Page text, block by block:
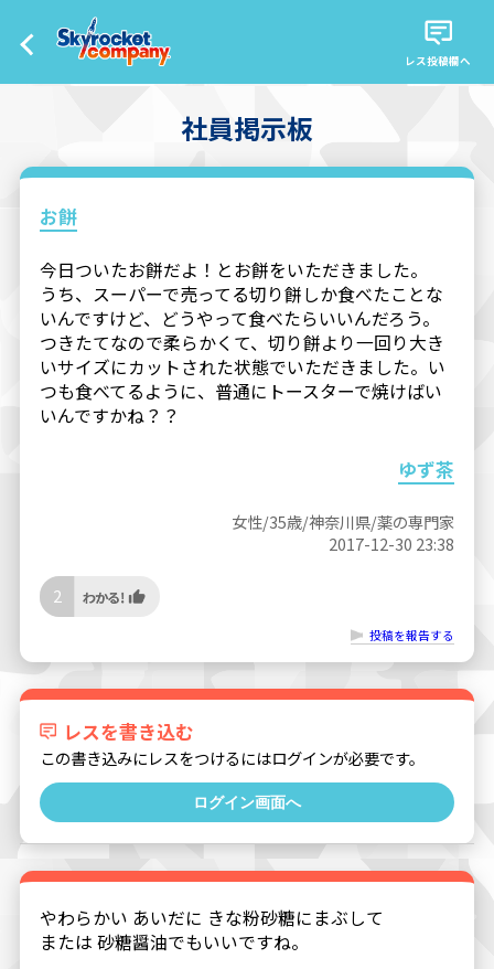
レス投稿欄へ
社員掲示板
お餅
今日ついたお餅だよ！とお餅をいただきました。
うち、スーパーで売ってる切り餅しか食べたことな
いんですけど、どうやって食べたらいいんだろう。
つきたてなので柔らかくて、切り餅より一回り大き
いサイズにカットされた状態でいただきました。い
つも食べてるように、普通にトースターで焼けばい
いんですかね？？
ゆず茶
女性/35歳/神奈川県/薬の専門家
2017-12-30 23:38
2
投稿を報告する
レスを書き込む
この書き込みにレスをつけるにはログインが必要です。
ログイン画面へ
やわらかい あいだに きな粉砂糖にまぶして
または 砂糖醤油でもいいですね。